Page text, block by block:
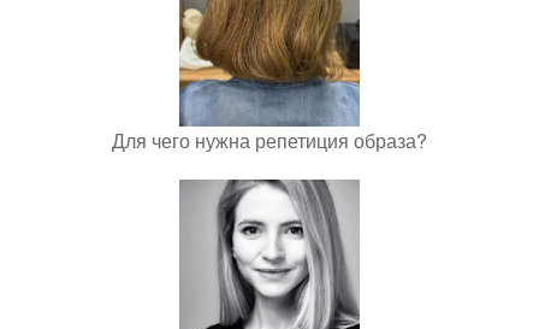
Для чего нужна репетиция образа?